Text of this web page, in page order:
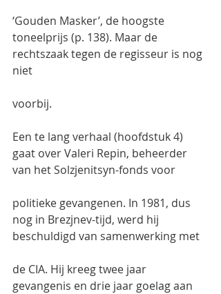
‘Gouden Masker’, de hoogste
toneelprijs (p. 138). Maar de
rechtszaak tegen de regisseur is nog
niet
voorbij.
Een te lang verhaal (hoofdstuk 4)
gaat over Valeri Repin, beheerder
van het Solzjenitsyn-fonds voor
politieke gevangenen. In 1981, dus
nog in Brezjnev-tijd, werd hij
beschuldigd van samenwerking met
de CIA. Hij kreeg twee jaar
gevangenis en drie jaar goelag aan